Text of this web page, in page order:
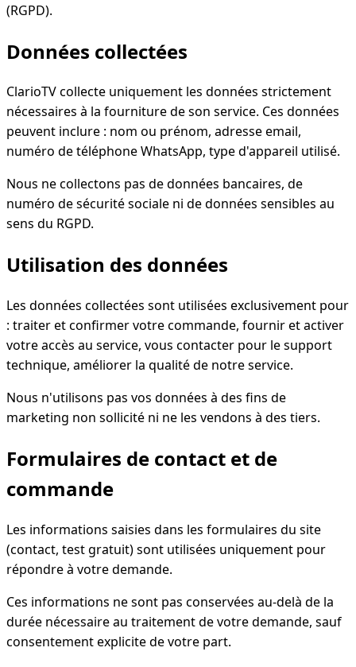
(RGPD).
Données collectées
ClarioTV collecte uniquement les données strictement
nécessaires à la fourniture de son service. Ces données
peuvent inclure : nom ou prénom, adresse email,
numéro de téléphone WhatsApp, type d'appareil utilisé.
Nous ne collectons pas de données bancaires, de
numéro de sécurité sociale ni de données sensibles au
sens du RGPD.
Utilisation des données
Les données collectées sont utilisées exclusivement pour
: traiter et confirmer votre commande, fournir et activer
votre accès au service, vous contacter pour le support
technique, améliorer la qualité de notre service.
Nous n'utilisons pas vos données à des fins de
marketing non sollicité ni ne les vendons à des tiers.
Formulaires de contact et de
commande
Les informations saisies dans les formulaires du site
(contact, test gratuit) sont utilisées uniquement pour
répondre à votre demande.
Ces informations ne sont pas conservées au-delà de la
durée nécessaire au traitement de votre demande, sauf
consentement explicite de votre part.